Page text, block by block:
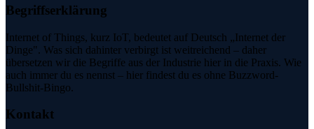
Begriffserklärung
Internet of Things, kurz IoT, bedeutet auf Deutsch „Internet der
Dinge". Was sich dahinter verbirgt ist weitreichend – daher
übersetzen wir die Begriffe aus der Industrie hier in die Praxis. Wie
auch immer du es nennst – hier findest du es ohne Buzzword-
Bullshit-Bingo.
Kontakt